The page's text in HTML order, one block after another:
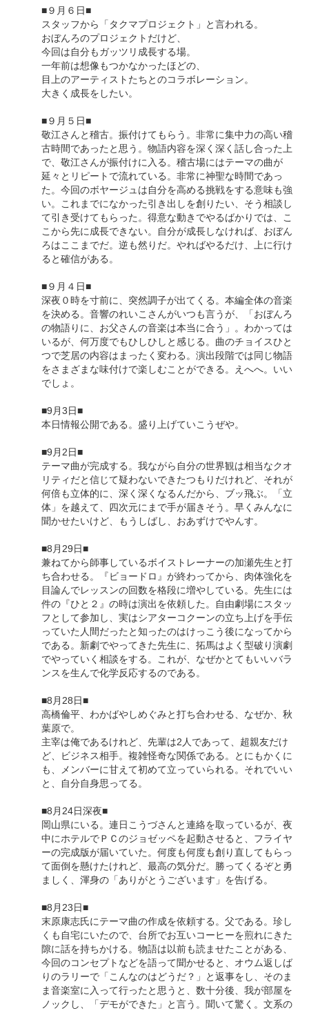
■９月６日■
スタッフから「タクマプロジェクト」と言われる。
おぼんろのプロジェクトだけど、
今回は自分もガッツリ成長する場。
一年前は想像もつかなかったほどの、
目上のアーティストたちとのコラボレーション。
大きく成長をしたい。
■９月５日■
敬江さんと稽古。振付けてもらう。非常に集中力の高い稽
古時間であったと思う。物語内容を深く深く話し合った上
で、敬江さんが振付けに入る。稽古場にはテーマの曲が
延々とリピートで流れている。非常に神聖な時間であっ
た。今回のボヤージュは自分を高める挑戦をする意味も強
い。これまでになかった引き出しを創りたい、そう相談し
て引き受けてもらった。得意な動きでやるばかりでは、こ
こから先に成長できない。自分が成長しなければ、おぼん
ろはここまでだ。逆も然りだ。やればやるだけ、上に行け
ると確信がある。
■９月４日■
深夜０時を寸前に、突然調子が出てくる。本編全体の音楽
を決める。音響のれいこさんがいつも言うが、「おぼんろ
の物語りに、お父さんの音楽は本当に合う」。わかっては
いるが、何万度でもひしひしと感じる。曲のチョイスひと
つで芝居の内容はまったく変わる。演出段階では同じ物語
をさまざまな味付けで楽しむことができる。えへへ。いい
でしょ。
■9月3日■
本日情報公開である。盛り上げていこうぜや。
■9月2日■
テーマ曲が完成する。我ながら自分の世界観は相当なクオ
リティだと信じて疑わないできたつもりだけれど、それが
何倍も立体的に、深く深くなるんだから、ブッ飛ぶ。「立
体」を越えて、四次元にまで手が届きそう。早くみんなに
聞かせたいけど、もうしばし、おあずけでやんす。
■8月29日■
兼ねてから師事しているボイストレーナーの加瀬先生と打
ち合わせる。『ビョードロ』が終わってから、肉体強化を
目論んでレッスンの回数を格段に増やしている。先生には
件の『ひと２』の時は演出を依頼した。自由劇場にスタッ
フとして参加し、実はシアターコクーンの立ち上げを手伝
っていた人間だったと知ったのはけっこう後になってから
である。新劇でやってきた先生に、拓馬はよく型破り演劇
でやっていく相談をする。これが、なぜかとてもいいバラ
ンスを生んで化学反応するのである。
■8月28日■
高橋倫平、わかばやしめぐみと打ち合わせる、なぜか、秋
葉原で。
主宰は俺であるけれど、先輩は2人であって、超親友だけ
ど、ビジネス相手。複雑怪奇な関係である。とにもかくに
も、メンバーに甘えて初めて立っていられる。それでいい
と、自分自身思ってる。
■8月24日深夜■
岡山県にいる。連日こうづさんと連絡を取っているが、夜
中にホテルでＰＣのジョゼッペを起動させると、フライヤ
ーの完成版が届いていた。何度も何度も創り直してもらっ
て面倒を懸けたけれど、最高の気分だ。勝ってくるぞと勇
ましく、渾身の「ありがとうございます」を告げる。
■8月23日■
末原康志氏にテーマ曲の作成を依頼する。父である。珍し
くも自宅にいたので、台所でお互いコーヒーを煎れにきた
隙に話を持ちかける。物語は以前も読ませたことがある、
今回のコンセプトなどを語って聞かせると、オウム返しば
りのラリーで「こんなのはどうだ？」と返事をし、そのま
ま音楽室に入って行ったと思うと、数十分後、我が部屋を
ノックし、「デモができた」と言う。聞いて驚く。文系の